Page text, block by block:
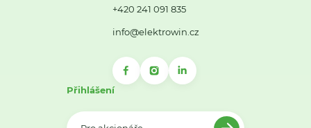
+420 241 091 835
info@elektrowin.cz
Přihlášení